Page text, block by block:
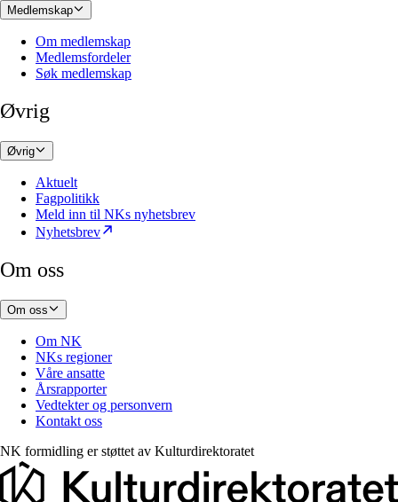
Medlemskap
Om medlemskap
Medlemsfordeler
Søk medlemskap
Øvrig
Øvrig
Aktuelt
Fagpolitikk
Meld inn til NKs nyhetsbrev
Nyhetsbrev
Om oss
Om oss
Om NK
NKs regioner
Våre ansatte
Årsrapporter
Vedtekter og personvern
Kontakt oss
NK formidling er støttet av Kulturdirektoratet